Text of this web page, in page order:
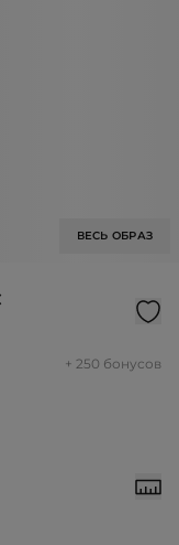
ВЕСЬ ОБРАЗ
+ 250 бонусов